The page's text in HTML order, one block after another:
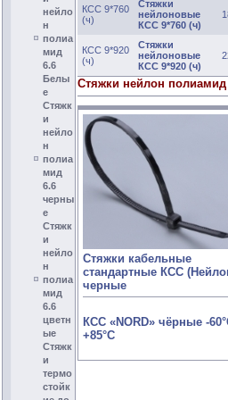
нейло
н
полиа
мид
6.6
Белы
е
Стяжк
и
нейло
н
полиа
мид
6.6
черны
е
Стяжк
и
нейло
н
полиа
мид
6.6
цветн
ые
Стяжк
и
термо
стойк
КСС 9*760
(ч)
Стяжки
нейлоновые
КСС 9*760 (ч)
КСС 9*920
(ч)
Стяжки
нейлоновые
КСС 9*920 (ч)
Стяжки нейлон
Стяжки кабельные
стандартные КСС
черные
КСС «NORD» чёрные -
+85°C